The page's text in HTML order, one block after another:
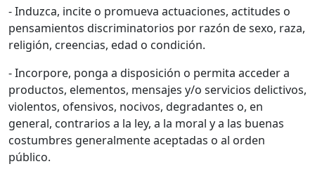
- Induzca, incite o promueva actuaciones, actitudes o
pensamientos discriminatorios por razón de sexo, raza,
religión, creencias, edad o condición.
- Incorpore, ponga a disposición o permita acceder a
productos, elementos, mensajes y/o servicios delictivos,
violentos, ofensivos, nocivos, degradantes o, en
general, contrarios a la ley, a la moral y a las buenas
costumbres generalmente aceptadas o al orden
público.